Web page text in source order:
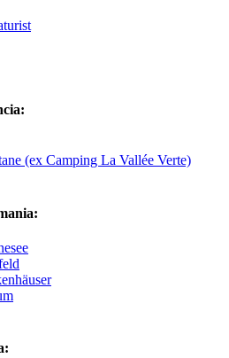
(ex Camping La Vallée Verte)